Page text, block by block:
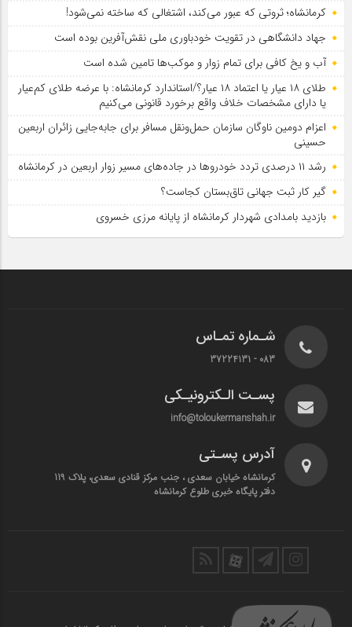
کرمانشاه؛ ثروتی که عبور می‌کند، اشتغالی که ساخته نمی‌شود!
جهاد دانشگاهی در تقویت خودباوری ملی نقش‌آفرین بوده است
آب و یخ کافی برای تمام زوار و موکب‌ها تامین شده است
طلای ۱۸ عیار یا اعتماد ۱۸ عیار؟/استاندارد کرمانشاه: با عرضه طلای کم‌عیار
یا دارای مشخصات خلاف واقع برخورد قانونی می‌کنیم
اعزام دومین ناوگان سازمان حمل‌ونقل مسافر برای جابه‌جایی زائران اربعین
حسینی
رشد ۱۱ درصدی تردد خودروها در جاده‌های مسیر زوار اربعین در کرمانشاه
گیر کار ثبت جهانی تاق‌بستان کجاست؟
بازدید بامدادی شهردار کرمانشاه از پایانه مرزی خسروی
شـماره تمـاس
083 - 37224131
پسـت الـکترونیـکی
info@toloukermanshah.ir
آدرس پسـتی
کرمانشاه خیابان سعدی ، جنب مرکز قنادی سعدی، پلاک 119
دفتر پایگاه خبری طلوع کرمانشاه